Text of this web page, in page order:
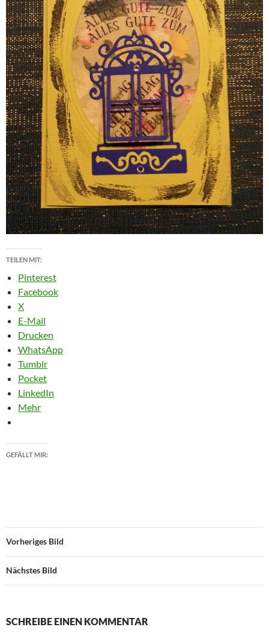
TEILEN MIT:
Pinterest
Facebook
X
E-Mail
Drucken
WhatsApp
Tumblr
Pocket
LinkedIn
Mehr
GEFÄLLT MIR:
Vorheriges Bild
Nächstes Bild
SCHREIBE EINEN KOMMENTAR